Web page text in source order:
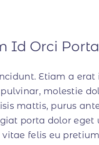
Id Orci
Etiam a
molestie
mattis, purus
porta dolor
felis eu